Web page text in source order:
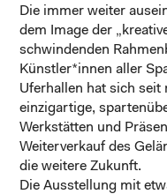
Die immer weiter
dem Image der
schwindenden
Künstler*innen aller
Uferhallen hat sich seit
einzigartige,
Werkstätten und
Weiterverkauf des
die weitere Zukunft.
Die Ausstellung mit